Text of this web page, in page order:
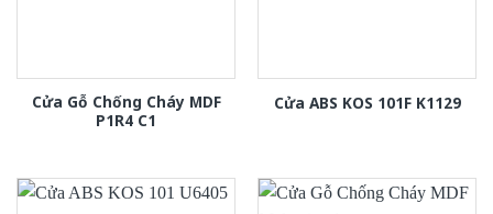
Cửa Gỗ Chống Cháy MDF
P1R4 C1
Cửa ABS KOS 101F K1129